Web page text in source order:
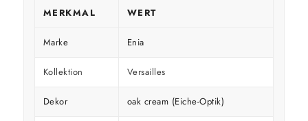
MERKMAL WERT
Marke Enia
Kollektion Versailles
Dekor oak cream (Eiche-Optik)